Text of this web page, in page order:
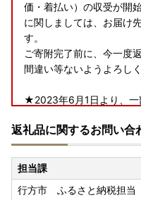
価・着払い）の収受が開
に関しましては、お届け
す。
ご寄附完了前に、今一度
間違い等ないようよろし
★2023年6月1日より、一
行方市ふるさと納税にて
運輸では、2023年6月1
のお届け日数および時間
賞味期限が短い一部返礼
返礼品に関するお問い合
担当課
行方市 ふるさと納税担当